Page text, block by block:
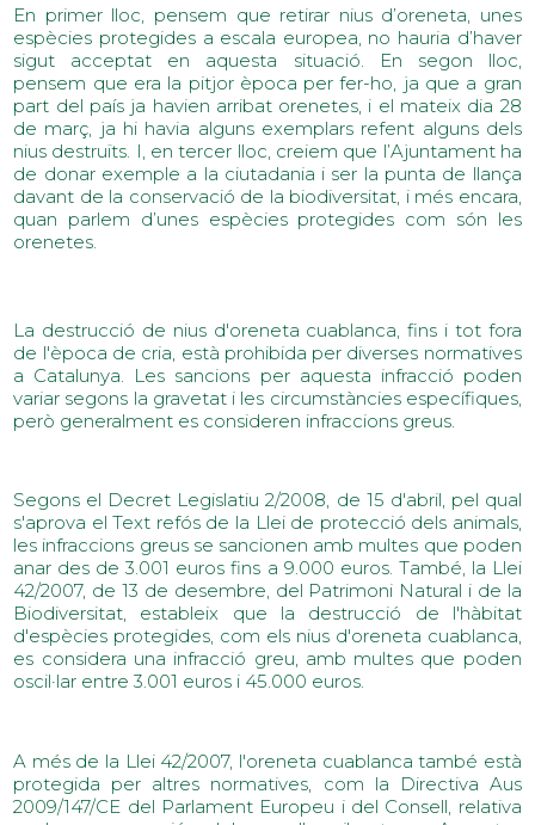
En primer lloc, pensem que retirar nius d’oreneta, unes
espècies protegides a escala europea, no hauria d’haver
sigut acceptat en aquesta situació. En segon lloc,
pensem que era la pitjor època per fer-ho, ja que a gran
part del país ja havien arribat orenetes, i el mateix dia 28
de març, ja hi havia alguns exemplars refent alguns dels
nius destruïts. I, en tercer lloc, creiem que l’Ajuntament ha
de donar exemple a la ciutadania i ser la punta de llança
davant de la conservació de la biodiversitat, i més encara,
quan parlem d’unes espècies protegides com són les
orenetes.
La destrucció de nius d'oreneta cuablanca, fins i tot fora
de l'època de cria, està prohibida per diverses normatives
a Catalunya. Les sancions per aquesta infracció poden
variar segons la gravetat i les circumstàncies específiques,
però generalment es consideren infraccions greus.
Segons el Decret Legislatiu 2/2008, de 15 d'abril, pel qual
s'aprova el Text refós de la Llei de protecció dels animals,
les infraccions greus se sancionen amb multes que poden
anar des de 3.001 euros fins a 9.000 euros. També, la Llei
42/2007, de 13 de desembre, del Patrimoni Natural i de la
Biodiversitat, estableix que la destrucció de l'hàbitat
d'espècies protegides, com els nius d'oreneta cuablanca,
es considera una infracció greu, amb multes que poden
oscil·lar entre 3.001 euros i 45.000 euros.
A més de la Llei 42/2007, l'oreneta cuablanca també està
protegida per altres normatives, com la Directiva Aus
2009/147/CE del Parlament Europeu i del Consell, relativa